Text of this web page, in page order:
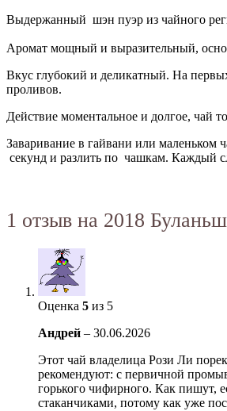
Выдержанный шэн пуэр из чайного
Аромат мощный и выразительный,
Вкус глубокий и деликатный. На
проливов.
Действие моментальное и долгое, чай
Заваривание в гайвани или маленьком
секунд и разлить по чашкам. Каждый
1 отзыв на 2018
Оценка 5 из 5
Андрей – 30.06.2026
Этот чай владелица Рози Ли
рекомендуют: с первичной
горького чифирного. Как пишут,
стаканчиками, потому как уже